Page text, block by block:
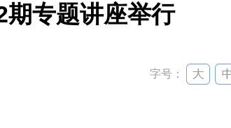
专题讲座举行
字号：